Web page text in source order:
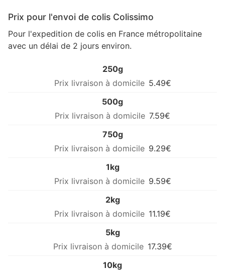
Prix pour l'envoi de colis Colissimo
Pour l'expedition de colis en France métropolitaine
avec un délai de 2 jours environ.
250g
5.49€
500g
7.59€
750g
9.29€
1kg
9.59€
2kg
11.19€
5kg
17.39€
10kg